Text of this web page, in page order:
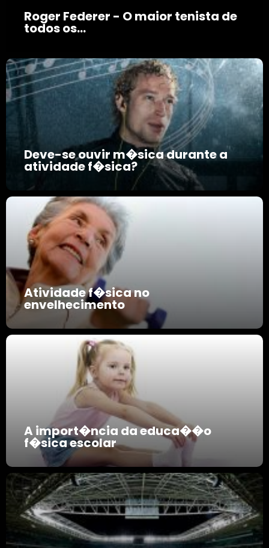
Roger Federer - O maior tenista de
todos os...
Deve-se ouvir m�sica durante a
atividade f�sica?
Atividade f�sica no
envelhecimento
A import�ncia da educa��o
f�sica escolar